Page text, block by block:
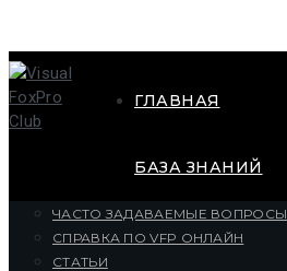
ГЛАВНАЯ
БАЗА ЗНАНИЙ
ЧАСТО ЗАДАВАЕМЫЕ ВОПРОСЫ
СПРАВКА ПО VFP ОНЛАЙН
СТАТЬИ